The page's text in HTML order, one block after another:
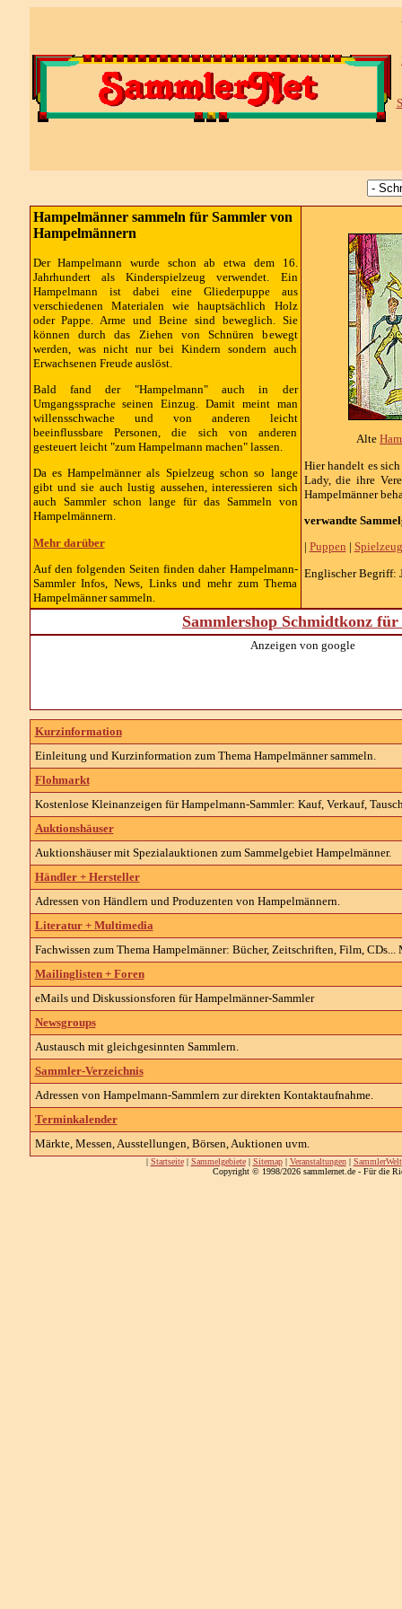
Hampelmänner sammeln für Sammler von
Hampelmännern
Der Hampelmann wurde schon ab etwa dem 16.
Jahrhundert als Kinderspielzeug verwendet. Ein
Hampelmann ist dabei eine Gliederpuppe aus
verschiedenen Materialen wie hauptsächlich Holz
oder Pappe. Arme und Beine sind beweglich. Sie
können durch das Ziehen von Schnüren bewegt
werden, was nicht nur bei Kindern sondern auch
Erwachsenen Freude auslöst.
Bald fand der "Hampelmann" auch in der
Umgangssprache seinen Einzug. Damit meint man
willensschwache und von anderen leicht
beeinflussbare Personen, die sich von anderen
gesteuert leicht "zum Hampelmann machen" lassen.
Da es Hampelmänner als Spielzeug schon so lange
gibt und sie auch lustig aussehen, interessieren sich
auch Sammler schon lange für das Sammeln von
Hampelmännern.
Mehr darüber
Auf den folgenden Seiten finden daher Hampelmann-
Sammler Infos, News, Links und mehr zum Thema
Hampelmänner sammeln.
Alte
Hier handelt es
Lady, die ihre
Hampelmänner
verwandte
| Puppen | Spielzeug
Englischer Begriff:
Sammlershop Schmidtkonz
Anzeigen von google
Kurzinformation
Einleitung und Kurzinformation zum Thema Hampelmänner sammeln.
Flohmarkt
Kostenlose Kleinanzeigen für Hampelmann-Sammler: Kauf, Verkauf,
Auktionshäuser
Auktionshäuser mit Spezialauktionen zum Sammelgebiet Hampelmänner.
Händler + Hersteller
Adressen von Händlern und Produzenten von Hampelmännern.
Literatur + Multimedia
Fachwissen zum Thema Hampelmänner: Bücher, Zeitschriften, Film,
Mailinglisten + Foren
eMails und Diskussionsforen für Hampelmänner-Sammler
Newsgroups
Austausch mit gleichgesinnten Sammlern.
Sammler-Verzeichnis
Adressen von Hampelmann-Sammlern zur direkten Kontaktaufnahme.
Terminkalender
Märkte, Messen, Ausstellungen, Börsen, Auktionen uvm.
| Startseite| Sammelgebiete| Sitemap| Veranstaltungen| SammlerWelt
Copyright © 1998/2026 sammlernet.de - Für die